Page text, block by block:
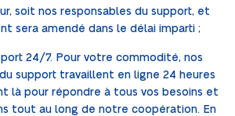
soit nos responsables du support, et
sera amendé dans le délai imparti ;
24/7. Pour votre commodité, nos
support travaillent en ligne 24 heures
là pour répondre à tous vos besoins et
tout au long de notre coopération. En